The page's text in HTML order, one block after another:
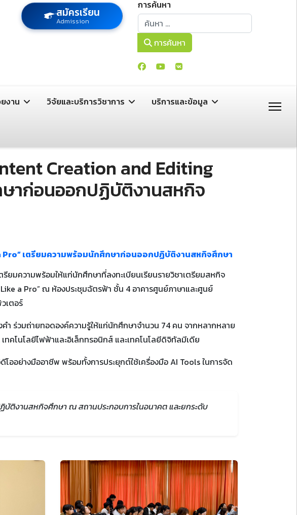
สมัครเรียน
Admission
การค้นหา
การค้นหา
การค้นหา
งาน วิจัยและบริการวิชาการ บริการและข้อมูล
Creation and Editing
ษาก่อนออกปฏิบัติงานสหกิจ
เตรียมความพร้อมนักศึกษาก่อนออกปฏิบัติงานสหกิจศึกษา
มความพร้อมให้แก่นักศึกษาที่ลงทะเบียนเรียนรายวิชาเตรียมสหกิจ
a Pro” ณ ห้องประชุมฉัตรฟ้า ชั้น 4 อาคารศูนย์ภาษาและศูนย์
เตอร์
ำ ร่วมถ่ายทอดองค์ความรู้ให้แก่นักศึกษาจำนวน 74 คน จากหลากหลาย
คโนโลยีไฟฟ้าและอิเล็กทรอนิกส์ และเทคโนโลยีดิจิทัลมีเดีย
ออย่างมืออาชีพ พร้อมทั้งการประยุกต์ใช้เครื่องมือ AI Tools ในการจัด
ติงานสหกิจศึกษา ณ สถานประกอบการในอนาคต และยกระดับ